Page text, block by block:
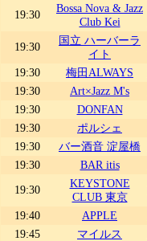
19:30
Bossa Nova & Jazz
Club Kei
19:30
国立 ハーバーラ
イト
19:30
梅田ALWAYS
19:30
Art×Jazz M's
19:30
DONFAN
19:30
ポルシェ
19:30
バー酒音 淀屋橋
19:30
BAR itis
19:30
KEYSTONE
CLUB 東京
19:40
APPLE
19:45
マイルス